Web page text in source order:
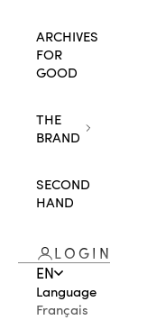
ARCHIVES
FOR
GOOD
THE
BRAND
SECOND
HAND
LOGIN
EN
Language
Français